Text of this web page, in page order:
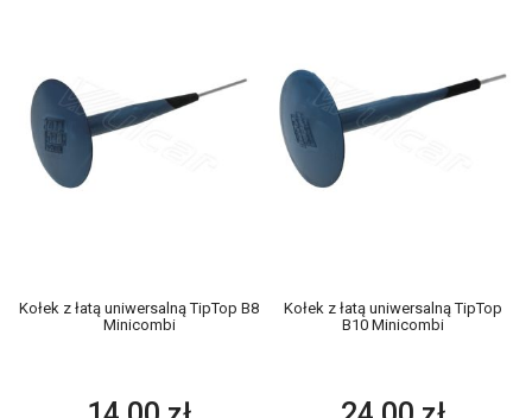
Kołek z łatą uniwersalną TipTop B8
Minicombi
Kołek z łatą uniwersalną TipTop
B10 Minicombi